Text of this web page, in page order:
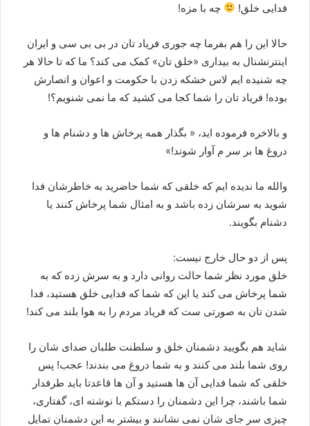
فدایی خلق! چه با مزه!
حالا این را هم بفرما چه جوری فریاد تان در بی بی سی و ایران
اینترنشنال به بیداری «خلق تان» کمک می کند؟ ما که تا حالا هر
چه شنیده ایم لاس خشکه زدن با حکومت و اعوان و انصارش
بوده! فریاد تان را شما کجا می کشید که ما نمی شنویم؟!
و بالاخره فرموده اید، « بگذار همه پرخاش ها و دشنام ها و
دروغ ها بر سر م آوار شوند!»
والله ما ندیده ایم که خلقی که شما حاضرید به خاطرشان فدا
شوید به سرشان زده باشد و به امثال شما پرخاش کنند یا
دشنام بگویند.
پس از دو حال خارج نیست:
خلق مورد نظر شما حالت روانی دارد و به سرش زده که به
شما پرخاش می کند یا این که شما که فدایی خلق هستید، فدا
شدن تان به صورتی ست که فریاد مردم را به هوا بلند می کند!
شاید هم بگویید دشمنان خلق و سلطنت طلبان صدای شان را
روی شما بلند می کنند و به شما دروغ می بندند! عجب! پس
خلقی که شما فدایی آن ها هستید و آن ها قاعدتا باید طرفدار
شما باشند، چرا این دشمنان را دستکم با نوشته ای، گفتاری،
چیزی سر جای شان نمی نشانند و بیشتر به این دشمنان تمایل